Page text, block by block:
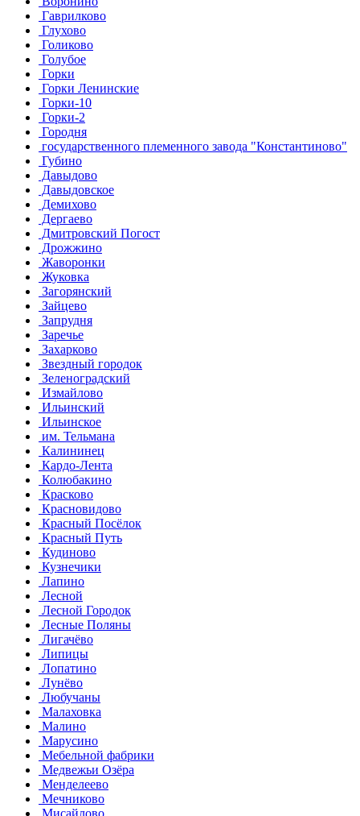
Гаврилково
Глухово
Голиково
Голубое
Горки
Горки Ленинские
Горки-10
Горки-2
Городня
государственного племенного завода "Константиново"
Губино
Давыдово
Давыдовское
Демихово
Дергаево
Дмитровский Погост
Дрожжино
Жаворонки
Жуковка
Загорянский
Зайцево
Запрудня
Заречье
Захарково
Звездный городок
Зеленоградский
Измайлово
Ильинский
Ильинское
им. Тельмана
Калининец
Кардо-Лента
Колюбакино
Красково
Красновидово
Красный Посёлок
Красный Путь
Кудиново
Кузнечики
Лапино
Лесной
Лесной Городок
Лесные Поляны
Лигачёво
Липицы
Лопатино
Лунёво
Любучаны
Малаховка
Малино
Марусино
Мебельной фабрики
Медвежьи Озёра
Менделеево
Мечниково
Мисайлово